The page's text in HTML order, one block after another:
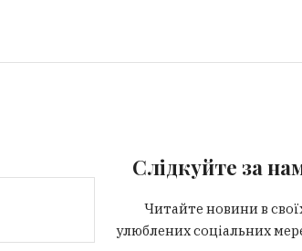
Слідкуйте за
Читайте новини в
улюблених соціальних